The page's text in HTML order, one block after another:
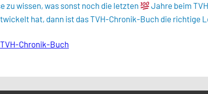
zu wissen, was sonst noch die letzten
Jahre beim
hat, dann ist das TVH-Chronik-Buch die richtige
Chronik-Buch